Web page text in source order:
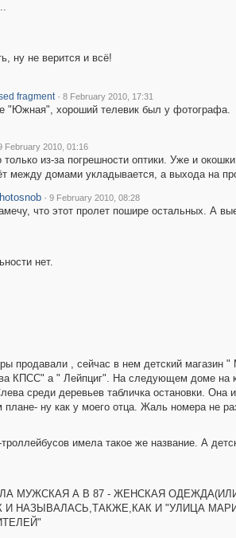
ну не верится и всё!
fragment · 8 February 2010, 17:31
"Южная", хороший телевик был у фотографа.
February 2010, 01:16
из-за погрешности оптики. Уже и
между домами укладывается, а выхода на
· 9 February 2010, 08:28
что этот пролет пошире остальных. А
нет.
продавали , сейчас в нем детский
КПСС" а " Лейпциг". На следующем доме на
среди деревьев табличка остановки.
ну как у моего отца. Жаль номера не
имела такое же название. А
МУЖСКАЯ А В 87 - ЖЕНСКАЯ
И НАЗЫВАЛАСЬ,ТАКЖЕ,КАК И "УЛИЦА